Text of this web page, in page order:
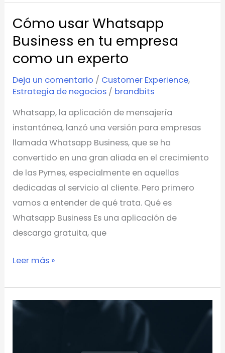
Cómo usar Whatsapp
Business en tu empresa
como un experto
Deja un comentario / Customer Experience,
Estrategia de negocios / brandbits
Whatsapp, la aplicación de mensajería
instantánea, lanzó una versión para empresas
llamada Whatsapp Business, que se ha
convertido en una gran aliada en el crecimiento
de las Pymes, especialmente en aquellas
dedicadas al servicio al cliente. Pero primero
vamos a entender de qué trata. Qué es
Whatsapp Business Es una aplicación de
descarga gratuita, que
Cómo
usar
Business
en
tu
empresa
como
un
experto
Leer más »
Razones